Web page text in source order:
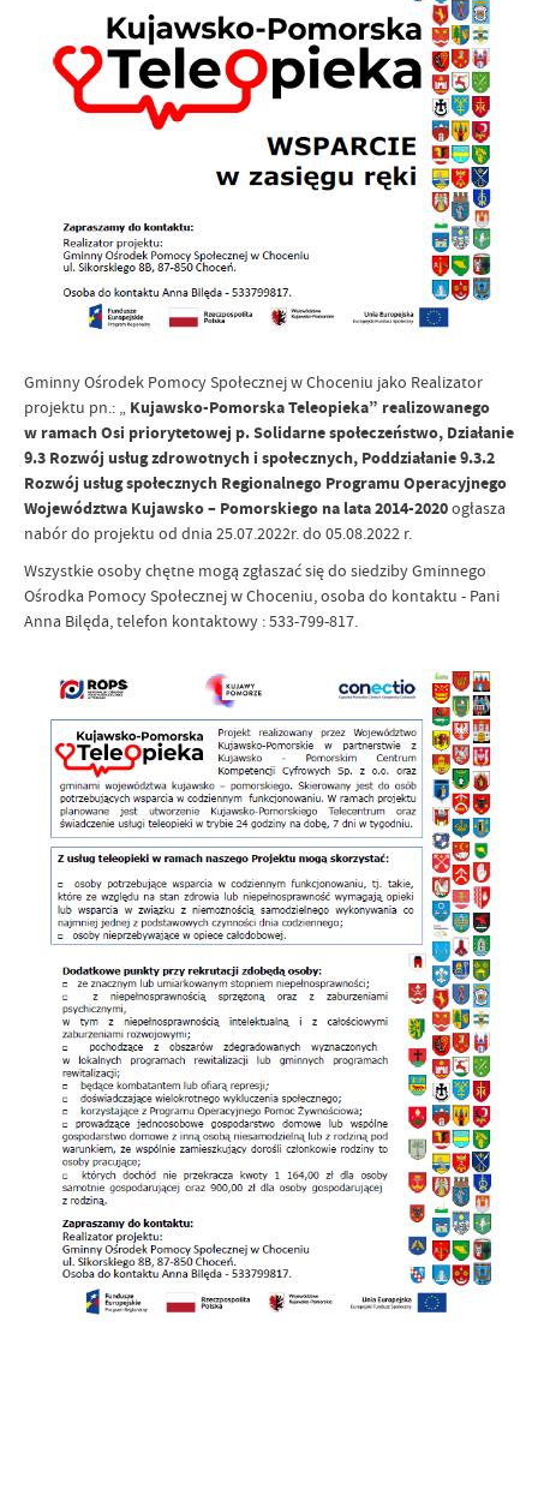
Gminny Ośrodek Pomocy Społecznej w Choceniu jako Realizator
projektu pn.: „ Kujawsko-Pomorska Teleopieka” realizowanego
w ramach Osi priorytetowej p. Solidarne społeczeństwo, Działanie
9.3 Rozwój usług zdrowotnych i społecznych, Poddziałanie 9.3.2
Rozwój usług społecznych Regionalnego Programu Operacyjnego
Województwa Kujawsko – Pomorskiego na lata 2014-2020ogłasza
nabór do projektu od dnia 25.07.2022r. do 05.08.2022 r.
Wszystkie osoby chętne mogą zgłaszać się do siedziby Gminnego
Ośrodka Pomocy Społecznej w Choceniu, osoba do kontaktu - Pani
Anna Bilęda, telefon kontaktowy : 533-799-817.